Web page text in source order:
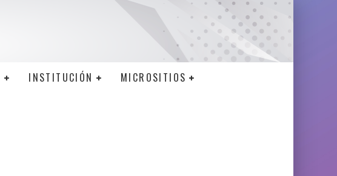
INSTITUCIÓN MICROSITIOS